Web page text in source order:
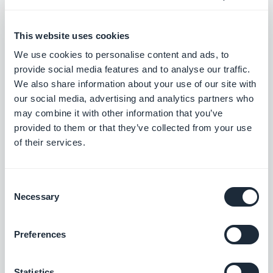
This website uses cookies
We use cookies to personalise content and ads, to
provide social media features and to analyse our traffic.
We also share information about your use of our site with
our social media, advertising and analytics partners who
may combine it with other information that you’ve
provided to them or that they’ve collected from your use
of their services.
Selection
Necessary
Preferences
Novità su AppStore: con
Search Ads sarà più facile
trovare la tua app iOS sullo
store.
Isabella Leland, Lunedì 5 Settembre 2016
Dietro le quinte! 3 cose che
probabilmente ancora non sai